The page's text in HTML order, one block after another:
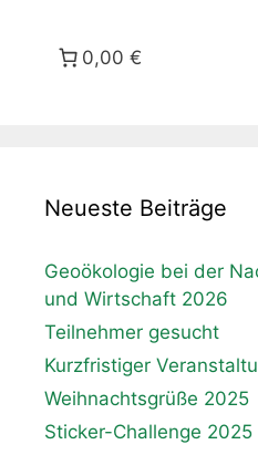
0,00 €
Neueste Beiträge
Geoökologie bei der
und Wirtschaft 2026
Teilnehmer gesucht
Kurzfristiger
Weihnachtsgrüße 2025
Sticker-Challenge 2025